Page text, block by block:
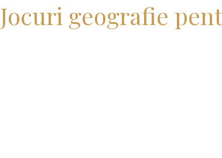
Jocuri geografie